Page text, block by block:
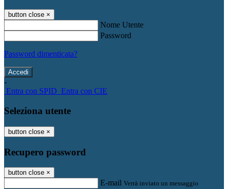
button close ×
Nome Utente
Password
Password dimenticata?
-
Entra con SPID Entra con CIE
Seleziona utente
button close ×
Recupero password
button close ×
E-mail Verrà inviato un messaggio